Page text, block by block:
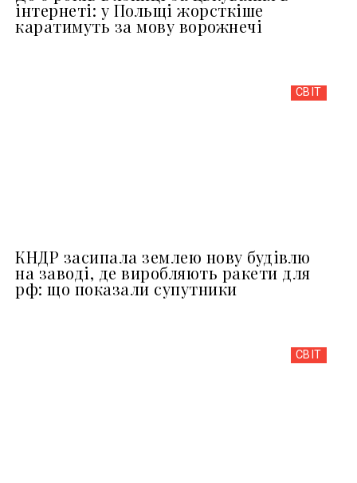
інтернеті: у Польщі жорсткіше
каратимуть за мову ворожнечі
СВІТ
КНДР засипала землею нову будівлю
на заводі, де виробляють ракети для
рф: що показали супутники
СВІТ